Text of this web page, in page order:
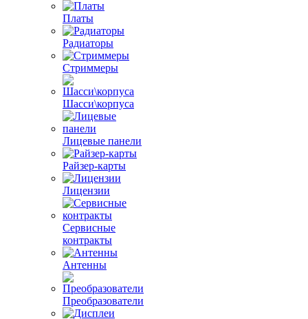
Платы
Радиаторы
Стриммеры
Шасси\корпуса
Лицевые панели
Райзер-карты
Лицензии
Сервисные
контракты
Антенны
Преобразователи